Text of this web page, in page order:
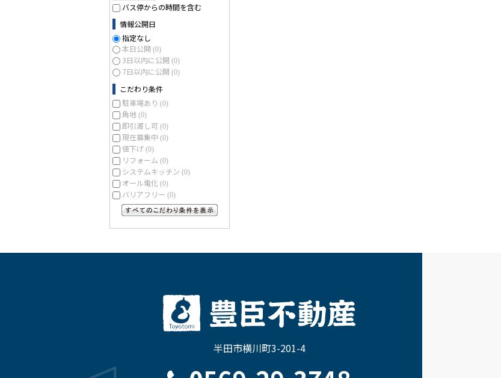
バス停からの時間を含む
情報公開日
指定なし
本日公開 (0)
3日以内に公開 (0)
7日以内に公開 (0)
こだわり条件
駐車場あり (0)
角地 (0)
即引渡し可 (0)
現在募集中 (0)
値下げ (0)
リフォーム (0)
システムキッチン (0)
オール電化 (0)
バリアフリー (0)
半田市横川町3-201-4